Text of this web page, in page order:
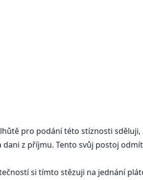
pro podání této stíznosti
dani z příjmu. Tento svůj postoj
si tímto stězuji na jednání